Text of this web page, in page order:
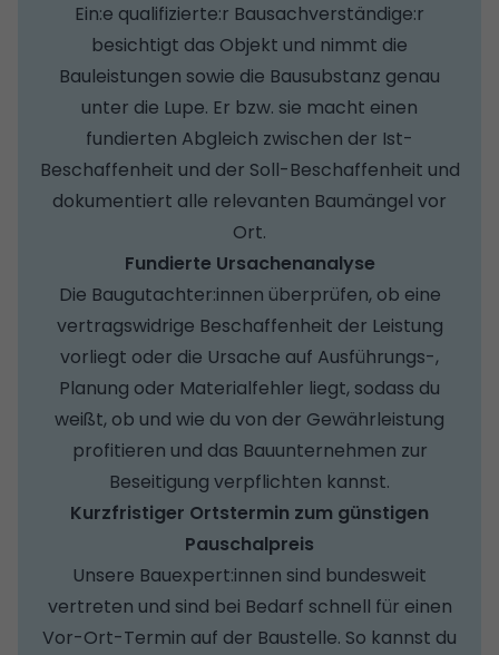
Ein:e qualifizierte:r Bausachverständige:r
besichtigt das Objekt und nimmt die
Bauleistungen sowie die Bausubstanz genau
unter die Lupe. Er bzw. sie macht einen
fundierten Abgleich zwischen der Ist-
Beschaffenheit und der Soll-Beschaffenheit und
dokumentiert alle relevanten Baumängel vor
Ort.
Fundierte Ursachenanalyse
Die Baugutachter:innen überprüfen, ob eine
vertragswidrige Beschaffenheit der Leistung
vorliegt oder die Ursache auf Ausführungs-,
Planung oder Materialfehler liegt, sodass du
weißt, ob und wie du von der Gewährleistung
profitieren und das Bauunternehmen zur
Beseitigung verpflichten kannst.
Kurzfristiger Ortstermin zum günstigen
Pauschalpreis
Unsere Bauexpert:innen sind bundesweit
vertreten und sind bei Bedarf schnell für einen
Vor-Ort-Termin auf der Baustelle. So kannst du